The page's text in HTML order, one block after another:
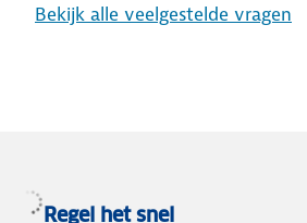
Bekijk alle veelgestelde vragen
Regel het snel